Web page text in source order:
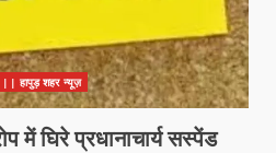
हापुड़ शहर न्यूज़
में घिरे प्रधानाचार्य सस्पेंड